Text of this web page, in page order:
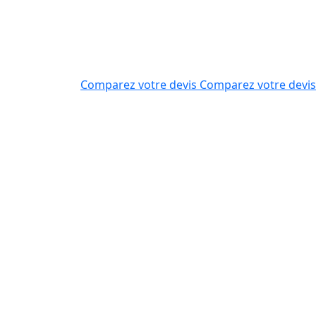
Comparez votre devis Comparez votre devis